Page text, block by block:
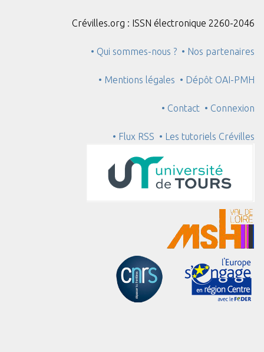
Crévilles.org : ISSN électronique 2260-2046
• Qui sommes-nous ? • Nos partenaires
• Mentions légales • Dépôt OAI-PMH
• Contact • Connexion
• Flux RSS • Les tutoriels Crévilles